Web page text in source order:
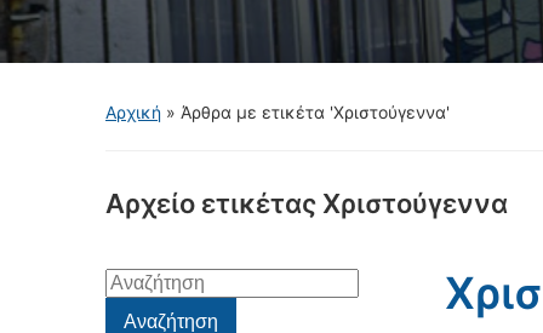
Αρχική » Άρθρα με ετικέτα 'Χριστούγεννα'
Αρχείο ετικέτας Χριστούγεννα
Αναζήτηση
για:Αναζήτηση